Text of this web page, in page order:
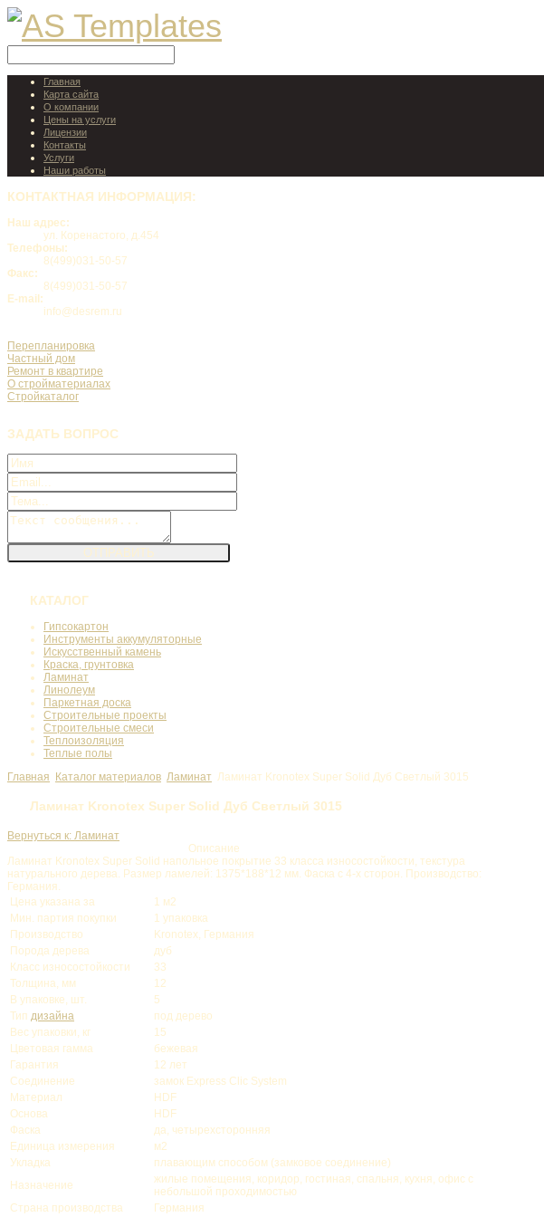
Главная
Карта сайта
О компании
Цены на услуги
Лицензии
Контакты
Услуги
Наши работы
КОНТАКТНАЯ ИНФОРМАЦИЯ:
Наш адрес:
ул. Коренастого, д.454
Телефоны:
8(499)031-50-57
Факс:
8(499)031-50-57
E-mail:
info@desrem.ru
Перепланировка
Частный дом
Ремонт в квартире
О стройматериалах
Стройкаталог
ЗАДАТЬ ВОПРОС
КАТАЛОГ
Гипсокартон
Инструменты аккумуляторные
Искусственный камень
Краска, грунтовка
Ламинат
Линолеум
Паркетная доска
Строительные проекты
Строительные смеси
Теплоизоляция
Теплые полы
Главная
Каталог материалов Ламинат Ламинат Kronotex Super Solid Дуб Светлый 3015
Ламинат Kronotex Super Solid Дуб Светлый 3015
Вернуться к: Ламинат
Описание
Ламинат Kronotex Super Solid напольное покрытие 33 класса износостойкости, текстура
натурального дерева. Размер ламелей: 1375*188*12 мм. Фаска с 4-х сторон. Производство:
Германия.
Цена указана за
1 м2
Мин. партия покупки
1 упаковка
Производство
Kronotex, Германия
Порода дерева
дуб
Класс износостойкости
33
Толщина, мм
12
В упаковке, шт.
5
Тип дизайна
под дерево
Вес упаковки, кг
15
Цветовая гамма
бежевая
Гарантия
12 лет
Соединение
замок Express Clic System
Материал
HDF
Основа
HDF
Фаска
да, четырехсторонняя
Единица измерения
м2
Укладка
плавающим способом (замковое соединение)
Назначение
жилые помещения, коридор, гостиная, спальня, кухня, офис с
небольшой проходимостью
Страна производства
Германия